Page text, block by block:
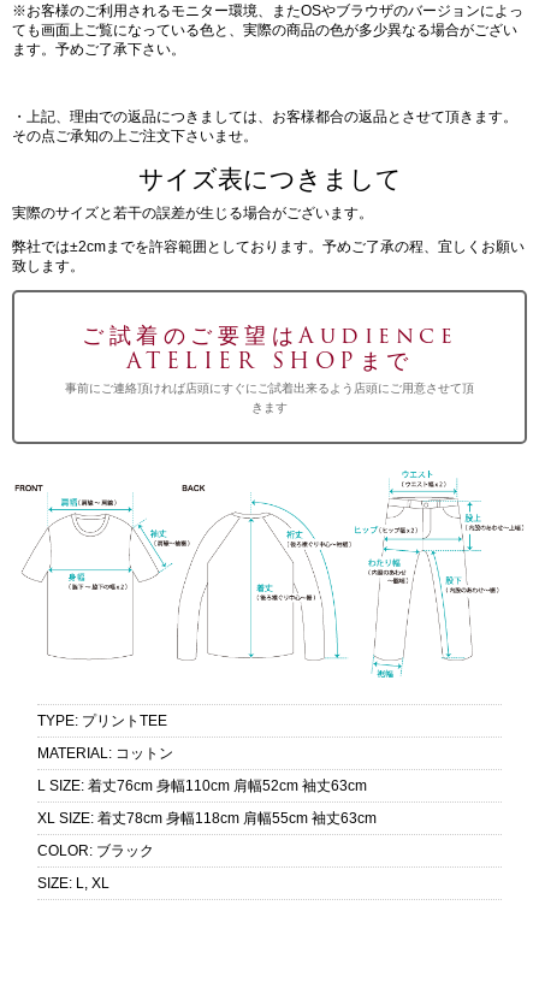
※お客様のご利用されるモニター環境、またOSやブラウザのバージョンによっ
ても画面上ご覧になっている色と、実際の商品の色が多少異なる場合がござい
ます。予めご了承下さい。
・上記、理由での返品につきましては、お客様都合の返品とさせて頂きます。
その点ご承知の上ご注文下さいませ。
サイズ表につきまして
実際のサイズと若干の誤差が生じる場合がございます。
弊社では±2cmまでを許容範囲としております。予めご了承の程、宜しくお願い
致します。
ご試着のご要望はAudience
ATELIER SHOPまで
事前にご連絡頂ければ店頭にすぐにご試着出来るよう店頭にご用意させて頂
きます
TYPE: プリントTEE
MATERIAL : コットン
L SIZE: 着丈76cm 身幅110cm 肩幅52cm 袖丈63cm
XL SIZE: 着丈78cm 身幅118cm 肩幅55cm 袖丈63cm
COLOR: ブラック
SIZE: L, XL